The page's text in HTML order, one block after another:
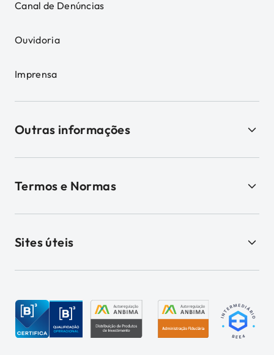
Canal de Denúncias
Ouvidoria
Imprensa
Outras informações
Termos e Normas
Sites úteis